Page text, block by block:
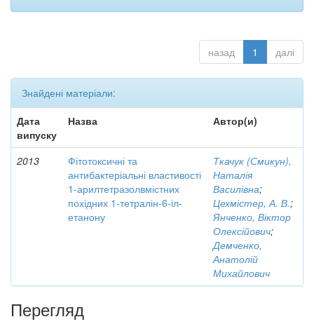
назад 1 далі
Знайдені матеріали:
Дата
випуску
Назва Автор(и)
2013
Фітотоксичні та
антибактеріальні властивості
1-арилтетразолвмістних
похідних 1-тетралін-6-іл-
етанону
Ткачук (Смикун),
Наталія
Василівна;
Цехмістер, А. В.;
Янченко, Віктор
Олексійович;
Демченко,
Анатолій
Михайлович
Перегляд